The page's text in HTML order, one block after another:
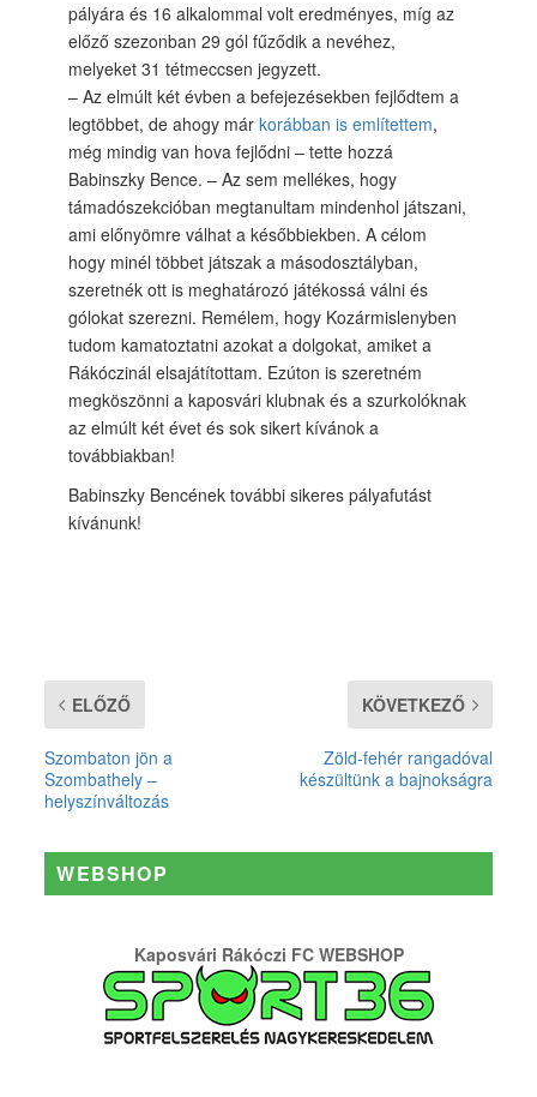
pályára és 16 alkalommal volt eredményes, míg az
előző szezonban 29 gól fűződik a nevéhez,
melyeket 31 tétmeccsen jegyzett.
– Az elmúlt két évben a befejezésekben fejlődtem a
legtöbbet, de ahogy márkorábban is említettem,
még mindig van hova fejlődni – tette hozzá
Babinszky Bence. – Az sem mellékes, hogy
támadószekcióban megtanultam mindenhol játszani,
ami előnyömre válhat a későbbiekben. A célom
hogy minél többet játszak a másodosztályban,
szeretnék ott is meghatározó játékossá válni és
gólokat szerezni. Remélem, hogy Kozármislenyben
tudom kamatoztatni azokat a dolgokat, amiket a
Rákóczinál elsajátítottam. Ezúton is szeretném
megköszönni a kaposvári klubnak és a szurkolóknak
az elmúlt két évet és sok sikert kívánok a
továbbiakban!
Babinszky Bencének további sikeres pályafutást
kívánunk!
ELŐZŐ
Szombaton jön a
Szombathely –
helyszínváltozás
KÖVETKEZŐ
Zöld-fehér rangadóval
készültünk a bajnokságra
WEBSHOP
Kaposvári Rákóczi FC WEBSHOP